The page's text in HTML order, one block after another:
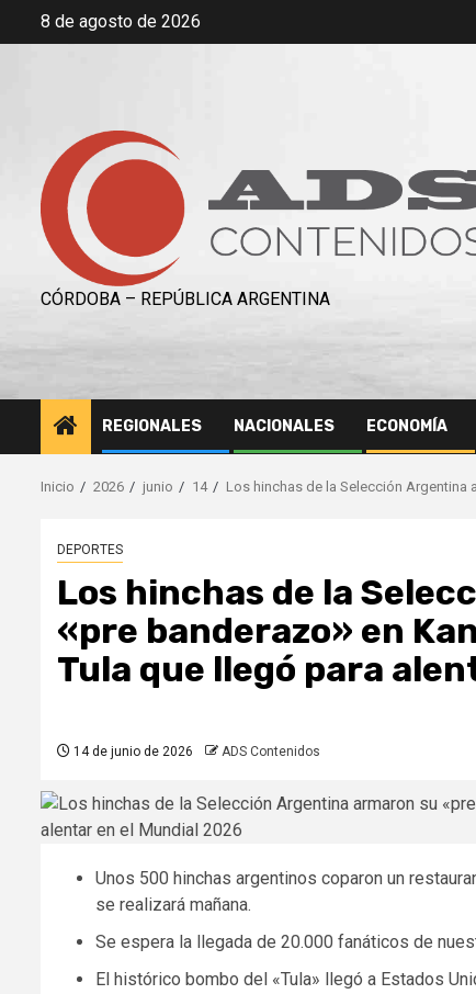
Saltar8 de agosto de 2026
CÓRDOBA – REPÚBLICA ARGENTINA
REGIONALES NACIONALES ECONOMÍA
Inicio 2026 junio 14 Los hinchas de la Selección Argentina
DEPORTES
Los hinchas de la
«pre banderazo» en
Tula que llegó para
14 de junio de 2026 ADS Contenidos
Unos 500 hinchas argentinos coparon un
se realizará mañana.
Se espera la llegada de 20.000 fanáticos de
El histórico bombo del «Tula» llegó a Estados